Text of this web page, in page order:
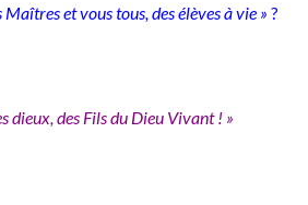
Maîtres et vous tous, des élèves à vie » ?
dieux, des Fils du Dieu Vivant ! »